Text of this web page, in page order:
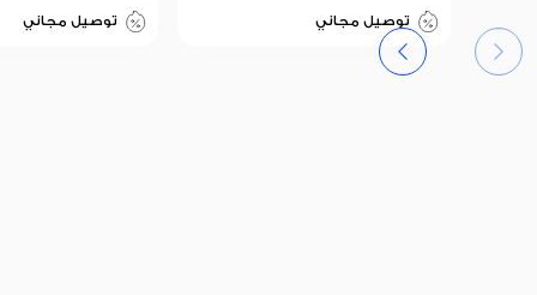
تقسيطى 0% 0% 0% 0%
تقسيطي 3032 ج.م/ 36 ش
توصيل مجاني
تقسيطى 0% 0% 0% 0%